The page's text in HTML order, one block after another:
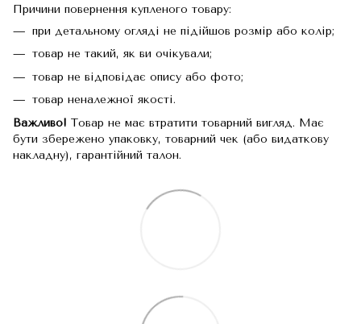
Причини повернення купленого товару:
при детальному огляді не підійшов розмір або колір;
товар не такий, як ви очікували;
товар не відповідає опису або фото;
товар неналежної якості.
Важливо! Товар не має втратити товарний вигляд. Має
бути збережено упаковку, товарний чек (або видаткову
накладну), гарантійний талон.